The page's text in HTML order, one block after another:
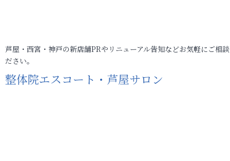
芦屋・西宮・神戸の新店舗PRやリニューアル告知などお気軽にご相
ださい。
整体院エスコート・芦屋サロン